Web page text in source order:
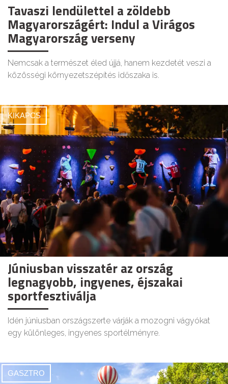
Tavaszi lendülettel a zöldebb
Magyarországért: Indul a Virágos
Magyarország verseny
Nemcsak a természet éled újjá, hanem kezdetét veszi a
közösségi környezetszépítés időszaka is.
KIKAPCS
Júniusban visszatér az ország
legnagyobb, ingyenes, éjszakai
sportfesztiválja
Idén júniusban országszerte várják a mozogni vágyókat
egy különleges, ingyenes sportélményre.
GASZTRO